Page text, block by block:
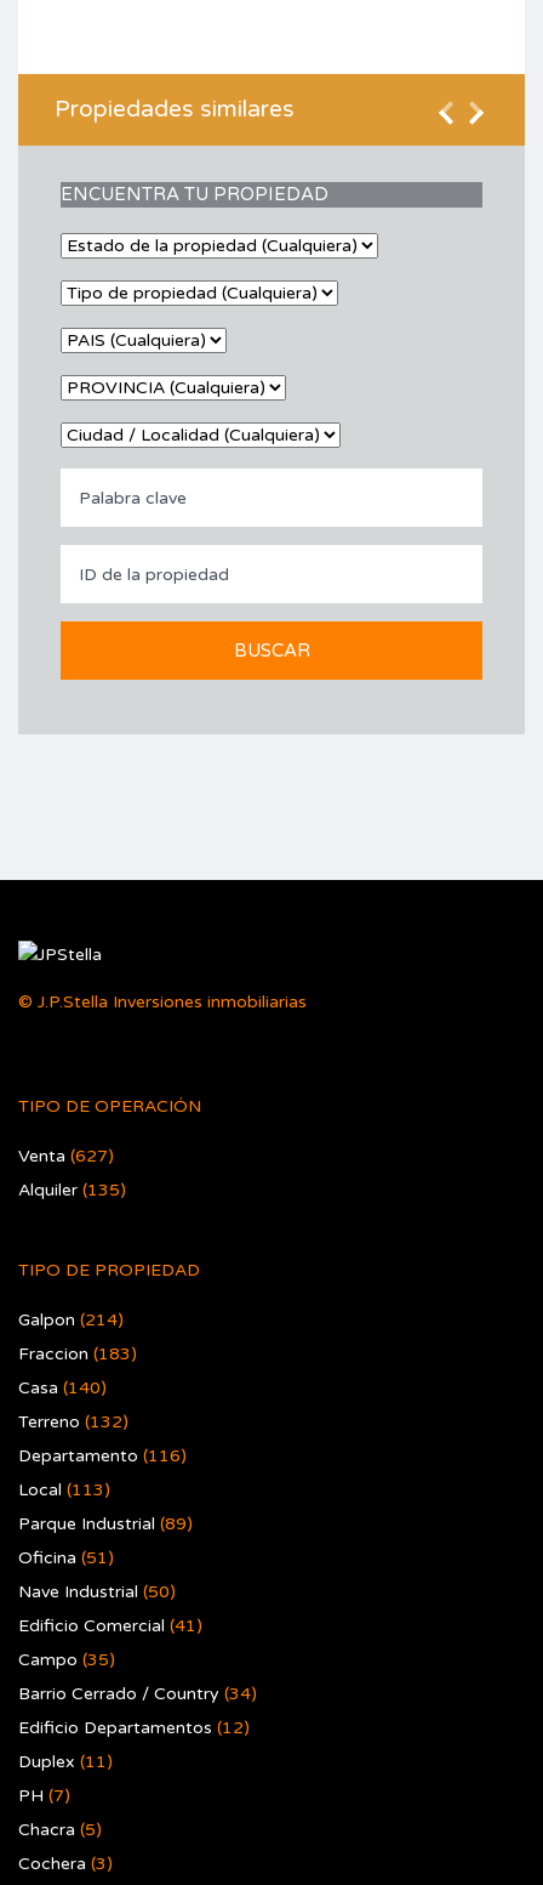
Propiedades similares
ENCUENTRA TU PROPIEDAD
© J.P.Stella Inversiones inmobiliarias
TIPO DE OPERACIÓN
Venta (627)
Alquiler (135)
TIPO DE PROPIEDAD
Galpon (214)
Fraccion (183)
Casa (140)
Terreno (132)
Departamento (116)
Local (113)
Parque Industrial (89)
Oficina (51)
Nave Industrial (50)
Edificio Comercial (41)
Campo (35)
Barrio Cerrado / Country (34)
Edificio Departamentos (12)
Duplex (11)
PH (7)
Chacra (5)
Cochera (3)